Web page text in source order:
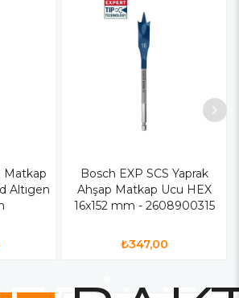
Matkap
Altıgen
Bosch EXP SCS Yaprak
Ahşap Matkap Ucu HEX
16x152 mm - 2608900315
₺347,00